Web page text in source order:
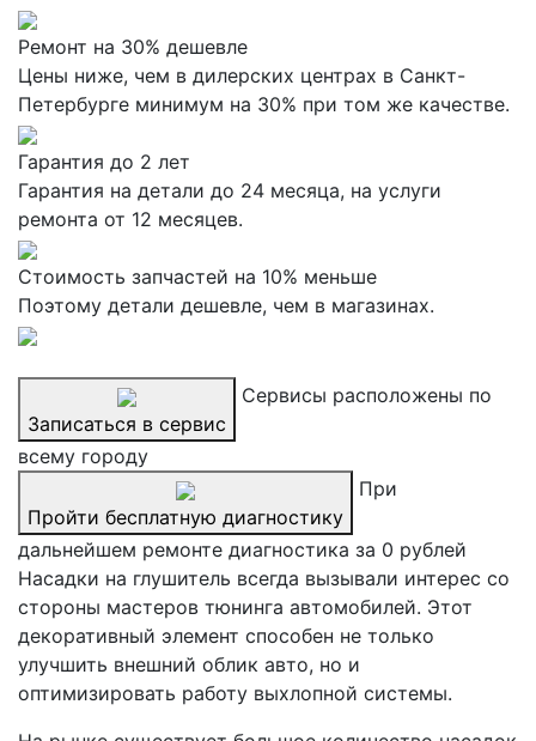
Ремонт на 30% дешевле
Цены ниже, чем в дилерских центрах в Санкт-
Петербурге минимум на 30% при том же качестве.
Гарантия до 2 лет
Гарантия на детали до 24 месяца, на услуги
ремонта от 12 месяцев.
Стоимость запчастей на 10% меньше
Поэтому детали дешевле, чем в магазинах.
Записаться в сервис
Сервисы расположены по
всему городу
Пройти бесплатную диагностику
При
дальнейшем ремонте диагностика за 0 рублей
Насадки на глушитель всегда вызывали интерес со
стороны мастеров тюнинга автомобилей. Этот
декоративный элемент способен не только
улучшить внешний облик авто, но и
оптимизировать работу выхлопной системы.